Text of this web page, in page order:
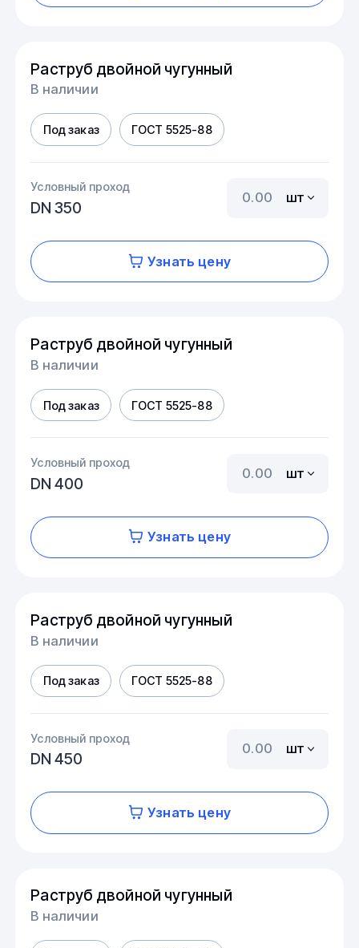
Раструб двойной чугунный
В наличии
Под заказ ГОСТ 5525-88
Условный проход
DN 350
шт
Узнать цену
Раструб двойной чугунный
В наличии
Под заказ ГОСТ 5525-88
Условный проход
DN 400
шт
Узнать цену
Раструб двойной чугунный
В наличии
Под заказ ГОСТ 5525-88
Условный проход
DN 450
шт
Узнать цену
Раструб двойной чугунный
В наличии